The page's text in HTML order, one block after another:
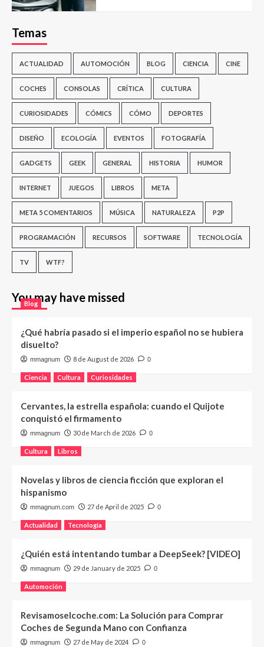
Temas
ACTUALIDAD AUTOMOCIÓN BLOG CIENCIA CINE
COCHES CONSOLAS CRÍTICA CULTURA
CURIOSIDADES CÓMICS CÓMO DEPORTES
DISEÑO ECOLOGÍA EVENTOS FOTOGRAFÍA
GADGETS GEEK GENERAL HISTORIA HUMOR
INTERNET JUEGOS LIBROS META
META 5 COMENTARIOS MÚSICA NATURALEZA P2P
PROGRAMACIÓN RECURSOS SOFTWARE TECNOLOGÍA
TV WTF?
You may have missed
Blog
¿Qué habría pasado si el imperio español no se hubiera
disuelto?
mmagnum 8 de August de 2026 0
Ciencia Cultura Curiosidades
Cervantes, la estrella española: cuando el Quijote
conquistó el firmamento
mmagnum 30 de March de 2026 0
Cultura Libros
Novelas y libros de ciencia ficción que exploran el
hispanismo
mmagnum.com 27 de April de 2025 0
Actualidad Tecnología
¿Quién está intentando tumbar a DeepSeek? [VIDEO]
mmagnum 29 de January de 2025 0
Automoción
Revisamoselcoche.com: La Solución para Comprar
Coches de Segunda Mano con Confianza
mmagnum 27 de May de 2024 0